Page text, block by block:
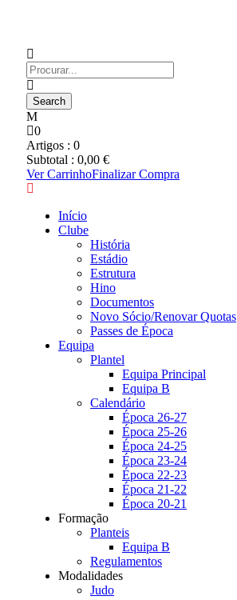
0
Artigos : 0
Subtotal : 0,00 €
Ver CarrinhoFinalizar Compra
Início
Clube
História
Estádio
Estrutura
Hino
Documentos
Novo Sócio/Renovar Quotas
Passes de Época
Equipa
Plantel
Equipa Principal
Equipa B
Calendário
Época 26-27
Época 25-26
Época 24-25
Época 23-24
Época 22-23
Época 21-22
Época 20-21
Formação
Planteis
Equipa B
Regulamentos
Modalidades
Judo